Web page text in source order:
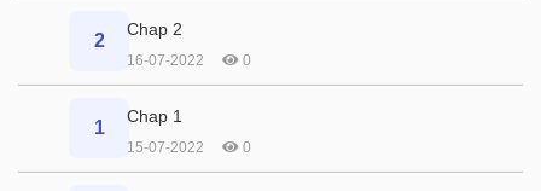
2
Chap 2
16-07-2022 0
1
Chap 1
15-07-2022 0